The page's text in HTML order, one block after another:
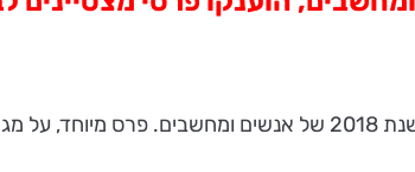
בנק דיסקונט ובנק לאומי הם אלופי האלופים בתחרות מצטייני